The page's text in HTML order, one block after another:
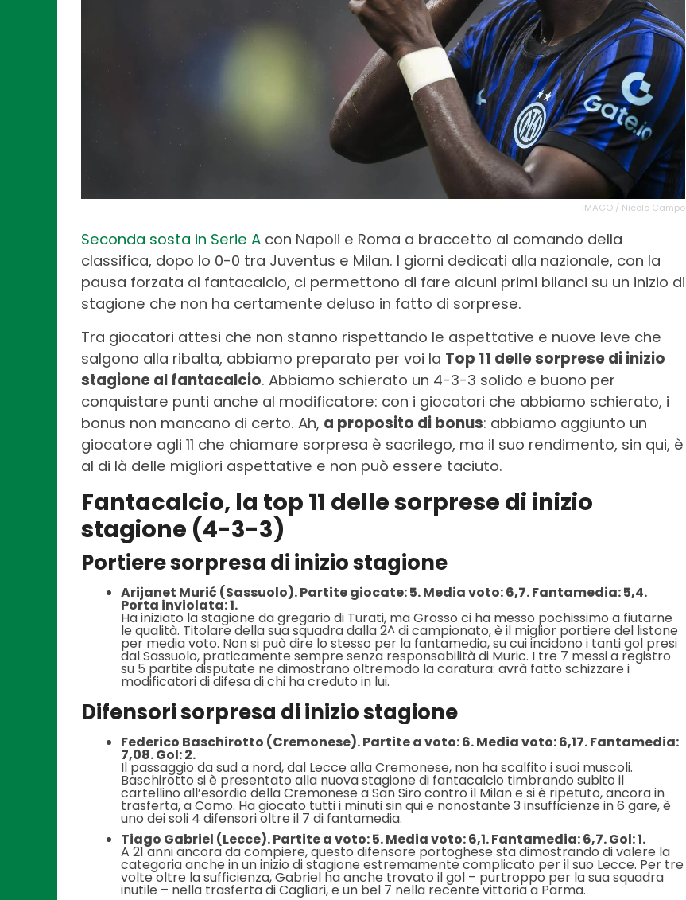
IMAGO / Nicolo Campo
Seconda sosta in Serie A con Napoli e Roma a braccetto al comando della
classifica, dopo lo 0-0 tra Juventus e Milan. I giorni dedicati alla nazionale, con la
pausa forzata al fantacalcio, ci permettono di fare alcuni primi bilanci su un inizio di
stagione che non ha certamente deluso in fatto di sorprese.
Tra giocatori attesi che non stanno rispettando le aspettative e nuove leve che
salgono alla ribalta, abbiamo preparato per voi la Top 11 delle sorprese di inizio
stagione al fantacalcio. Abbiamo schierato un 4-3-3 solido e buono per
conquistare punti anche al modificatore: con i giocatori che abbiamo schierato, i
bonus non mancano di certo. Ah, a proposito di bonus: abbiamo aggiunto un
giocatore agli 11 che chiamare sorpresa è sacrilego, ma il suo rendimento, sin qui, è
al di là delle migliori aspettative e non può essere taciuto.
Fantacalcio, la top 11 delle sorprese di inizio
stagione (4-3-3)
Portiere sorpresa di inizio stagione
Arijanet Murić (Sassuolo). Partite giocate: 5. Media voto: 6,7. Fantamedia: 5,4.
Porta inviolata: 1.
Ha iniziato la stagione da gregario di Turati, ma Grosso ci ha messo pochissimo a fiutarne
le qualità. Titolare della sua squadra dalla 2^ di campionato, è il miglior portiere del listone
per media voto. Non si può dire lo stesso per la fantamedia, su cui incidono i tanti gol presi
dal Sassuolo, praticamente sempre senza responsabilità di Muric. I tre 7 messi a registro
su 5 partite disputate ne dimostrano oltremodo la caratura: avrà fatto schizzare i
modificatori di difesa di chi ha creduto in lui.
Difensori sorpresa di inizio stagione
Federico Baschirotto (Cremonese). Partite a voto: 6. Media voto: 6,17. Fantamedia:
7,08. Gol: 2.
Il passaggio da sud a nord, dal Lecce alla Cremonese, non ha scalfito i suoi muscoli.
Baschirotto si è presentato alla nuova stagione di fantacalcio timbrando subito il
cartellino all’esordio della Cremonese a San Siro contro il Milan e si è ripetuto, ancora in
trasferta, a Como. Ha giocato tutti i minuti sin qui e nonostante 3 insufficienze in 6 gare, è
uno dei soli 4 difensori oltre il 7 di fantamedia.
Tiago Gabriel (Lecce). Partite a voto: 5. Media voto: 6,1. Fantamedia: 6,7. Gol: 1.
A 21 anni ancora da compiere, questo difensore portoghese sta dimostrando di valere la
categoria anche in un inizio di stagione estremamente complicato per il suo Lecce. Per tre
volte oltre la sufficienza, Gabriel ha anche trovato il gol – purtroppo per la sua squadra
inutile – nella trasferta di Cagliari, e un bel 7 nella recente vittoria a Parma.